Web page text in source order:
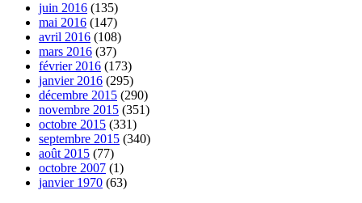
juin 2016 (135)
mai 2016 (147)
avril 2016 (108)
mars 2016 (37)
février 2016 (173)
janvier 2016 (295)
décembre 2015 (290)
novembre 2015 (351)
octobre 2015 (331)
septembre 2015 (340)
août 2015 (77)
octobre 2007 (1)
janvier 1970 (63)